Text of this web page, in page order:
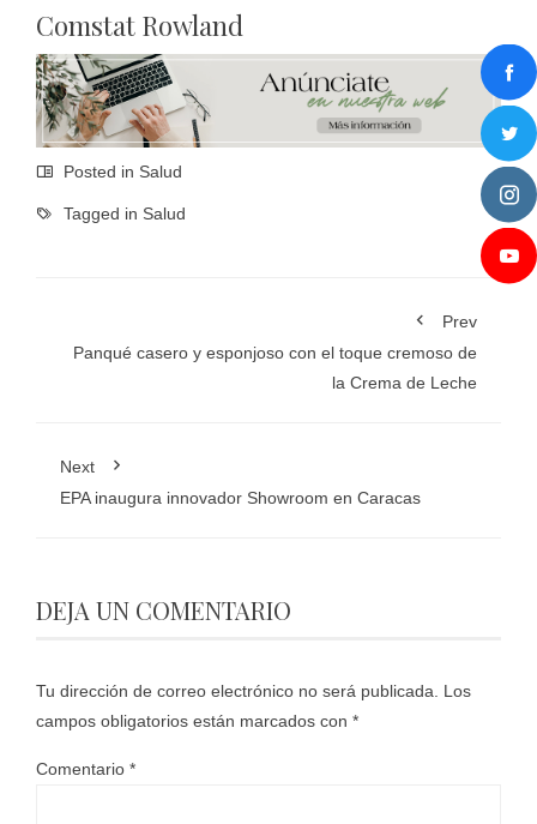
Comstat Rowland
Posted in Salud
Tagged in Salud
Prev
Panqué casero y esponjoso con el toque cremoso de
la Crema de Leche
Next
EPA inaugura innovador Showroom en Caracas
DEJA UN COMENTARIO
Tu dirección de correo electrónico no será publicada.
Los
campos obligatorios están marcados con *
Comentario *